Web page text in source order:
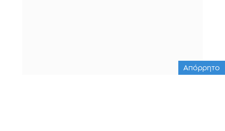
Απόρρητο